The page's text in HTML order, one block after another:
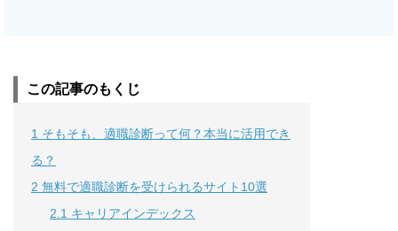
この記事のもくじ
1 そもそも、適職診断って何？本当に活用でき
る？
2 無料で適職診断を受けられるサイト10選
2.1 キャリアインデックス